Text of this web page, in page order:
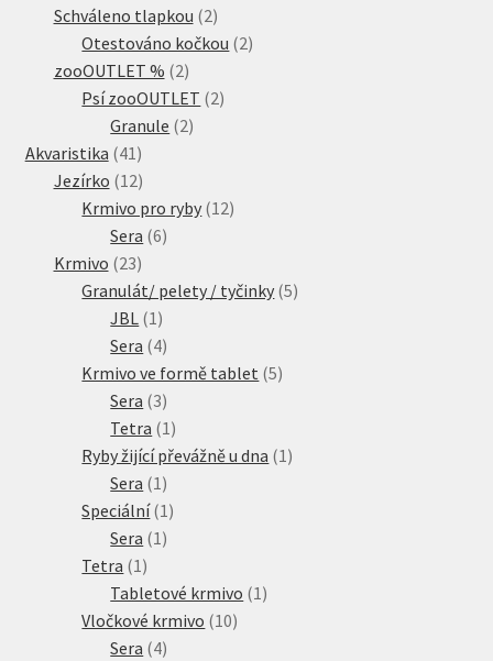
produkty
Schváleno tlapkou 22
produkty
Otestováno kočkou 22
zooOUTLET % 22
produkty
Psí zooOUTLET 22
Granule 22
Akvaristika 41 41
produktů
Jezírko 1212
produktů
Krmivo pro ryby 1212
Sera 66
Krmivo 2323
produktů
Granulát/ pelety / tyčinky 55
JBL 1 1
produkt
Sera 44
produkty
Krmivo ve formě tablet 55
Sera 33
produkty
Tetra 1 1
produkt
Ryby žijící převážně u dna 1 1
Sera 1 1
produkt
Speciální 1 1
Sera 1 1
Tetra 1 1
produkt
Tabletové krmivo 1 1
Vločkové krmivo 1010
Sera 44